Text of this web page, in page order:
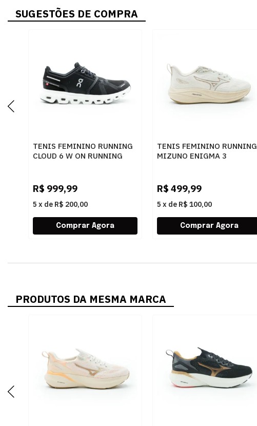
SUGESTÕES DE COMPRA
TENIS FEMININO RUNNING
CLOUD 6 W ON RUNNING
R$ 999,99
5 x de R$ 200,00
TENIS FEMININO RUNNING
MIZUNO ENIGMA 3
R$ 499,99
5 x de R$ 100,00
PRODUTOS DA MESMA MARCA